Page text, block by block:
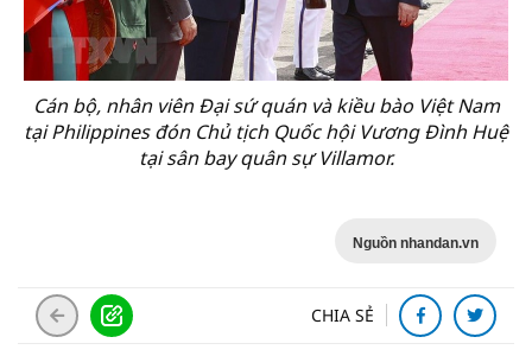
Cán bộ, nhân viên Đại sứ quán và kiều bào Việt Nam
tại Philippines đón Chủ tịch Quốc hội Vương Đình Huệ
tại sân bay quân sự Villamor.
Nguồn nhandan.vn
CHIA SẺ